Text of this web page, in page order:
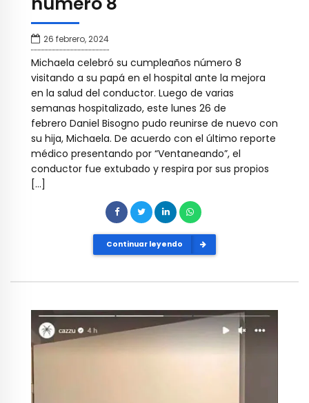
26 febrero, 2024
Michaela celebró su cumpleaños número 8
visitando a su papá en el hospital ante la mejora
en la salud del conductor. Luego de varias
semanas hospitalizado, este lunes 26 de
febrero Daniel Bisogno pudo reunirse de nuevo con
su hija, Michaela. De acuerdo con el último reporte
médico presentando por “Ventaneando”, el
conductor fue extubado y respira por sus propios
[…]
Continuar leyendo